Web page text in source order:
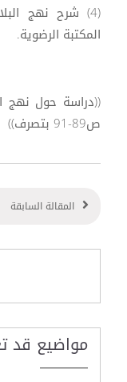
المكتبة الرضوية.
((دراسة حول نهج
ص89-91 بتصرف))
المقالة السابقة
مواضيع قد